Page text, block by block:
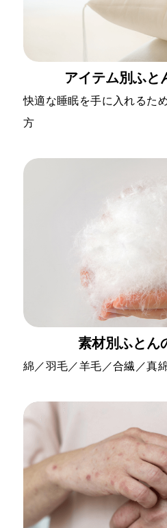
アイテム別ふと
快適な睡眠を手に入れるた
方
素材別ふとん
綿／羽毛／羊毛／合繊／真